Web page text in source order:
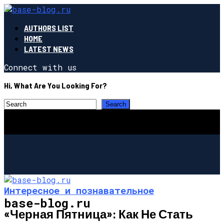
AUTHORS LIST
HOME
LATEST NEWS
Connect with us
Hi, What Are You Looking For?
base-blog.ru
Интересное и познавательное
«Черная Пятница»: Как Не Стать